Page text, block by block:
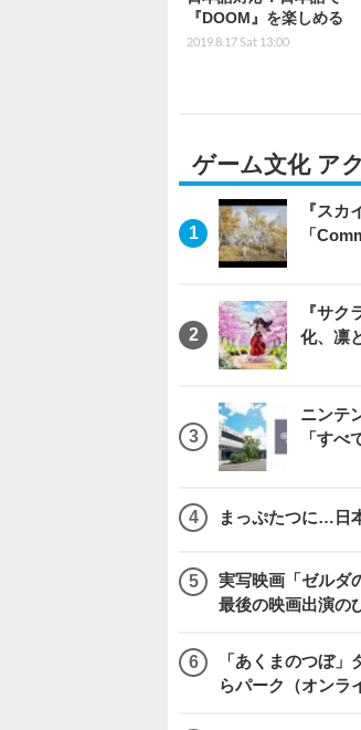
『DOOM』を楽しめる
2019.8.17 Sat 13:00
ゲーム文化 ア
『ス
「
『サ
化、凛
ニンテ
「すべ
まっぷたつに…日
実写映画「ゼルダ
最後の映画出演の
「あくまのつぼ
らパーク（オンラ